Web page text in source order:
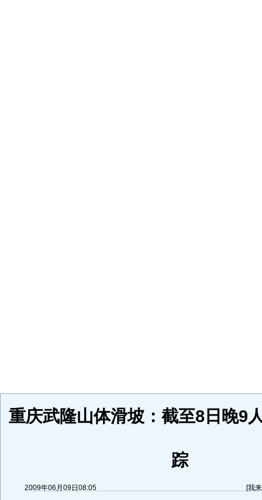
重庆武隆山体滑坡：截至8日晚9
踪
2009年06月09日08:05 [我